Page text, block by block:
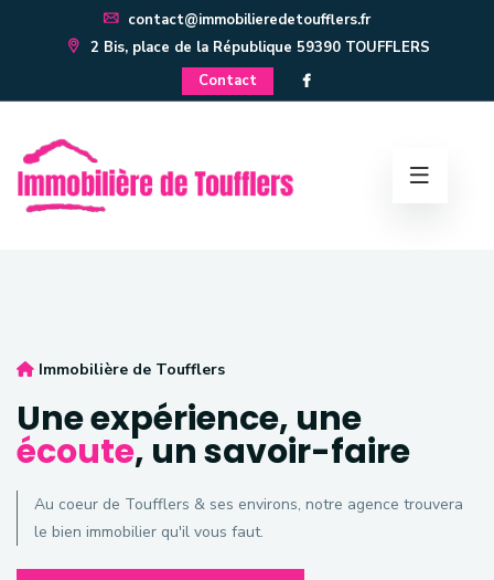
contact@immobilieredetoufflers.fr
2 Bis, place de la République 59390 TOUFFLERS
Contact
Immobilière de Toufflers
Une expérience, une
écoute, un savoir-faire
Au coeur de Toufflers & ses environs, notre agence trouvera
le bien immobilier qu'il vous faut.